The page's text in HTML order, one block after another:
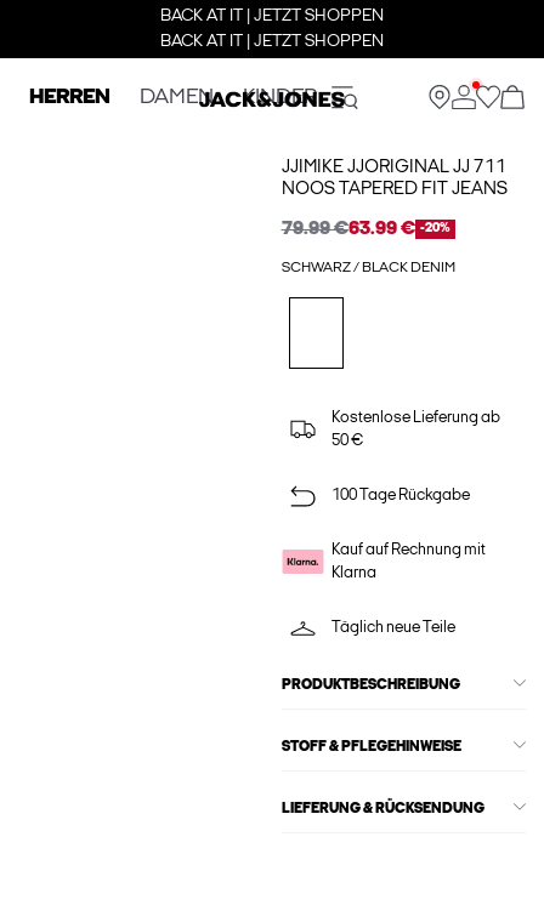
BACK AT IT | JETZT SHOPPEN
BACK AT IT | JETZT SHOPPEN
HERREN DAMEN KINDER
JJIMIKE JJORIGINAL JJ 711
NOOS TAPERED FIT JEANS
79.99 €63.99 € -20%
SCHWARZ / BLACK DENIM
Kostenlose Lieferung ab
50 €
100 Tage Rückgabe
Kauf auf Rechnung mit
Klarna
Täglich neue Teile
PRODUKTBESCHREIBUNG
STOFF & PFLEGEHINWEISE
LIEFERUNG & RÜCKSENDUNG